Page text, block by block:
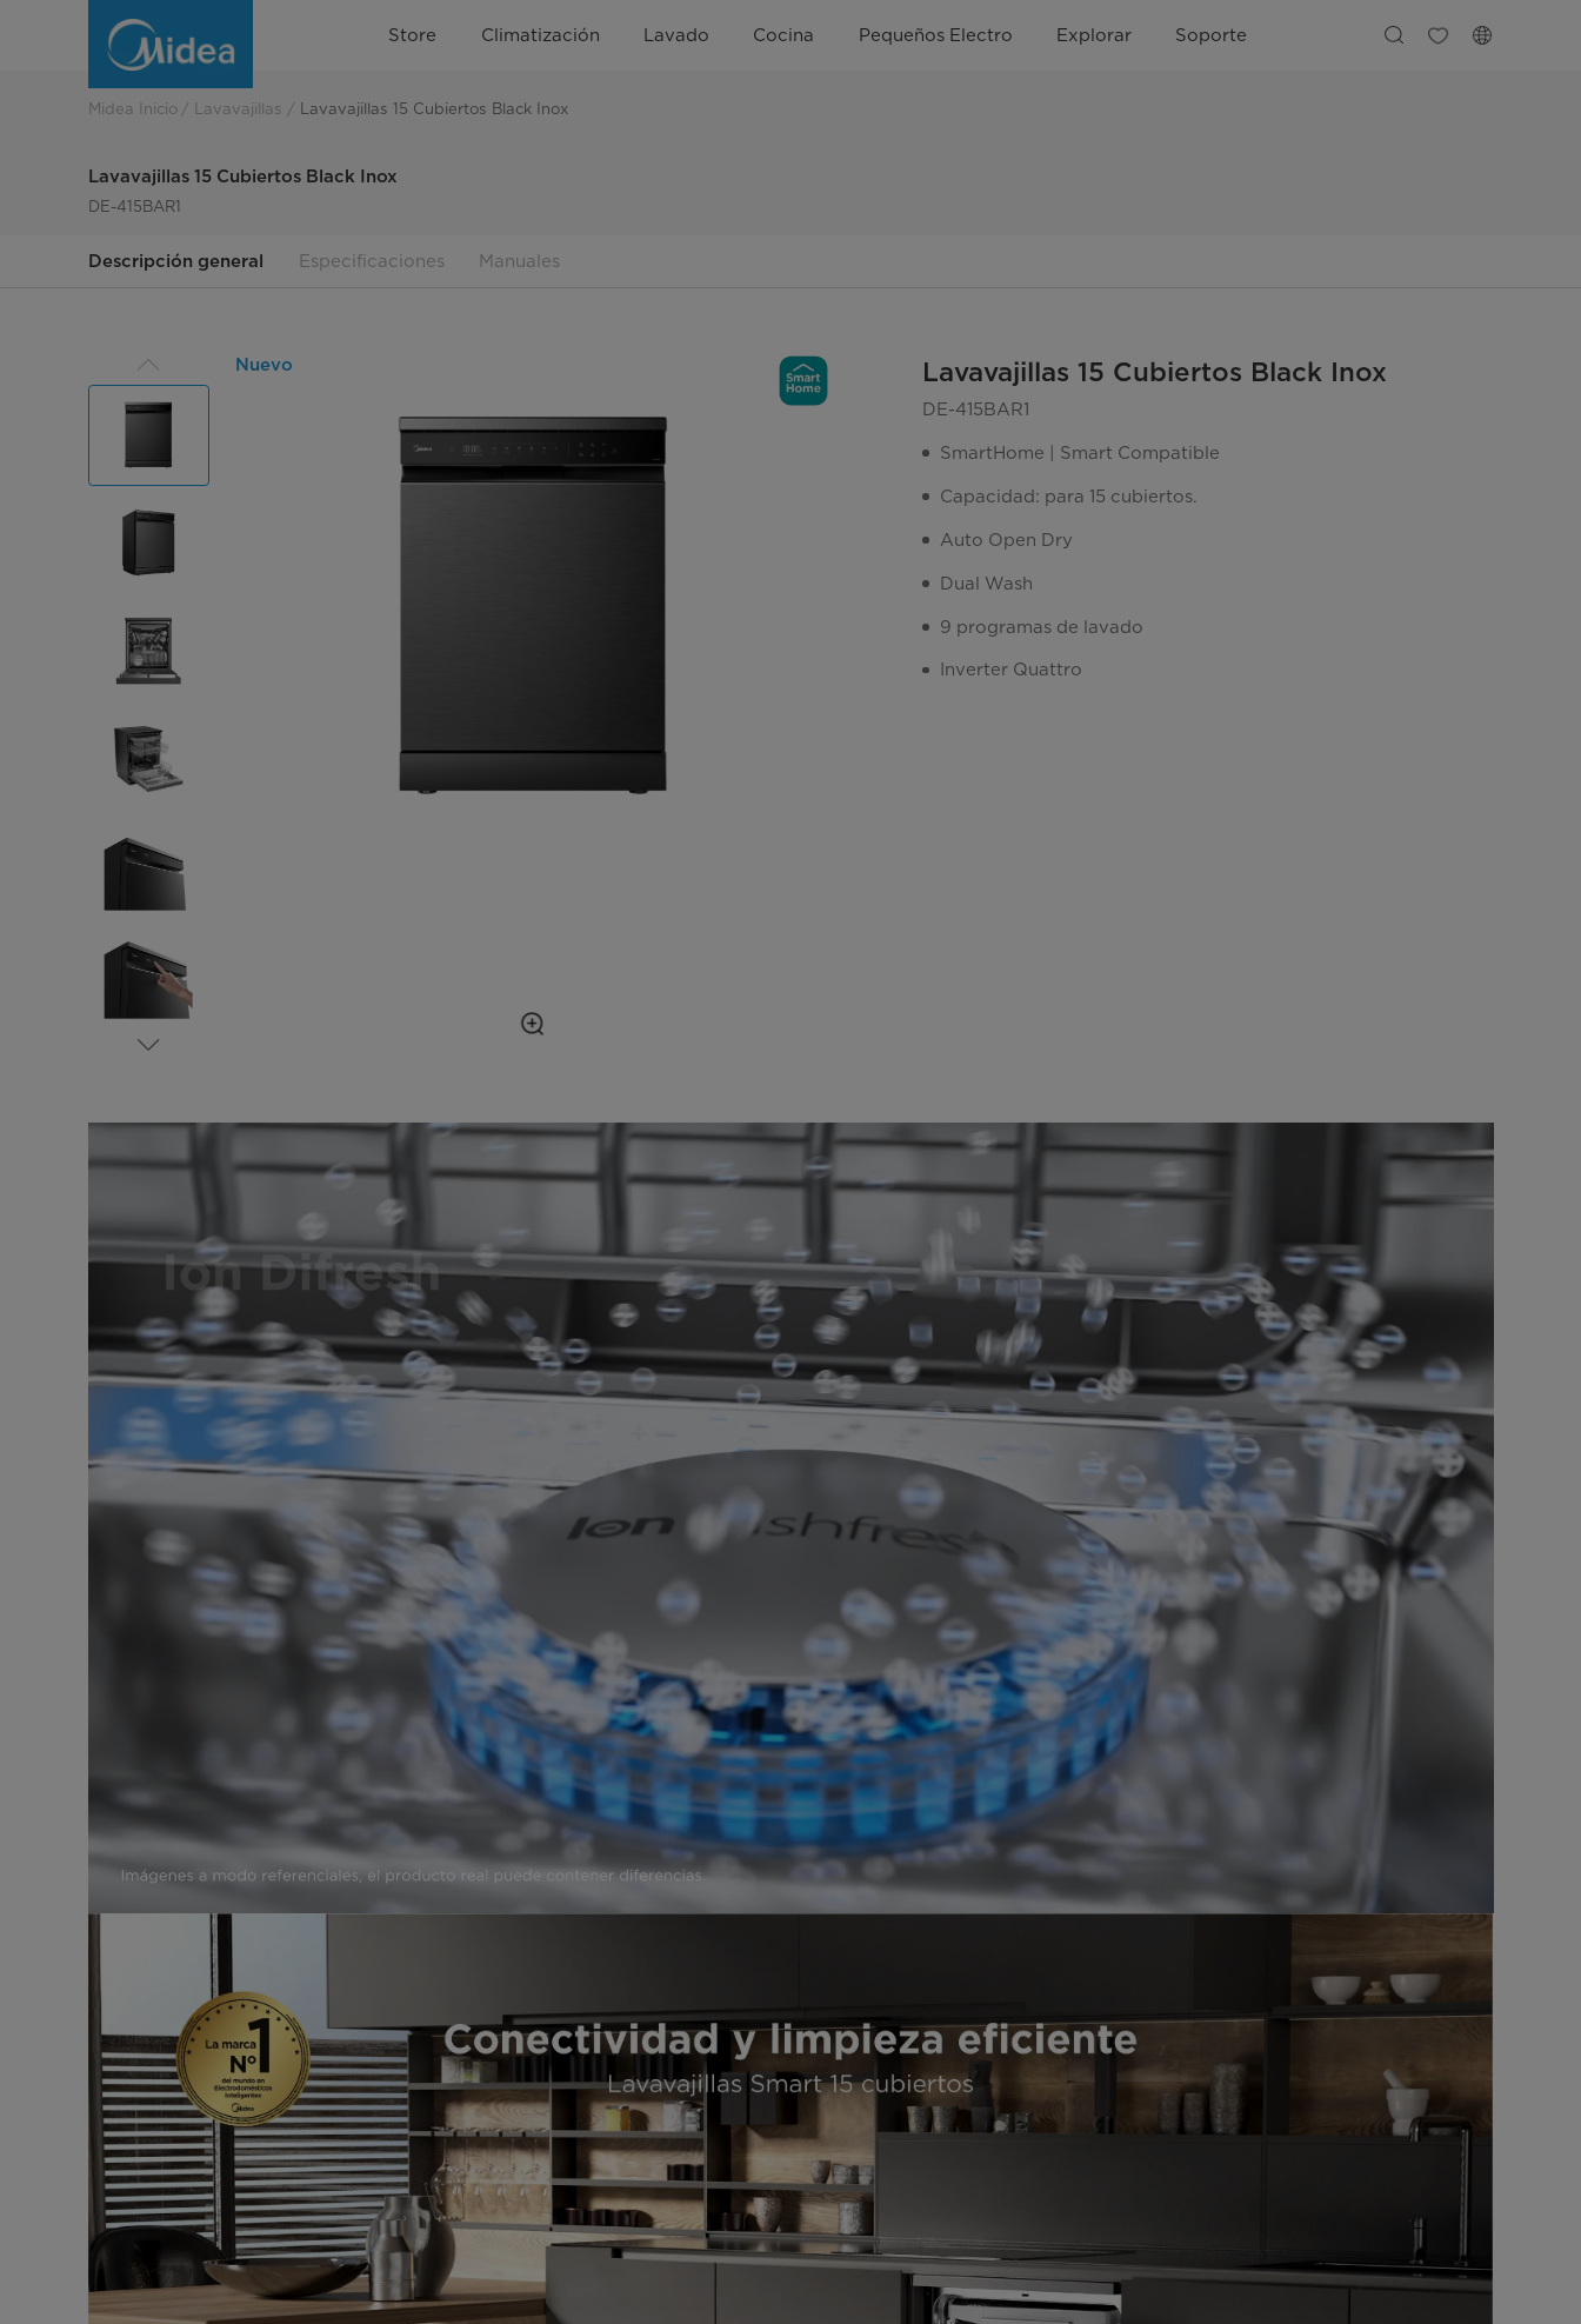
Lavavajillas
Cubiertos
Store Climatización Lavado Cocina Pequeños Electro Explorar Soporte
Midea Inicio Lavavajillas Lavavajillas 15 Cubiertos Black Inox
Lavavajillas 15 Cubiertos Black Inox
DE-415BAR1
Descripción general Especificaciones Manuales
Nuevo Lavavajillas 15 Cubiertos Black Inox
DE-415BAR1
SmartHome | Smart Compatible
Capacidad: para 15 cubiertos.
Auto Open Dry
Dual Wash
9 programas de lavado
Inverter Quattro